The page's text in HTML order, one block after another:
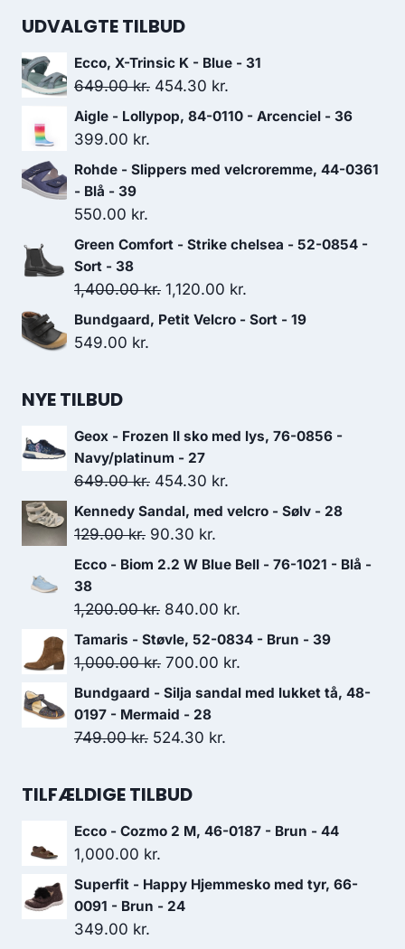
UDVALGTE TILBUD
Ecco, X-Trinsic K - Blue - 31
649.00kr. Den
oprindelige
649.00 kr..
454.30 kr.
aktuelle
Aigle - Lollypop, 84-0110 - Arcenciel - 36
399.00 kr.
Rohde - Slippers med velcroremme, 44-0361
- Blå - 39
550.00 kr.
Green Comfort - Strike chelsea - 52-0854 -
Sort - 38
1,400.00kr. Den
oprindelige
1,120.00 kr.
aktuelle
Bundgaard, Petit Velcro - Sort - 19
549.00 kr.
NYE TILBUD
Geox - Frozen II sko med lys, 76-0856 -
Navy/platinum - 27
649.00kr. Den
oprindelige
pris
454.30 kr.
aktuelle
Kennedy Sandal, med velcro - Sølv - 28
129.00kr. Den
oprindelige
var:
129.00 kr..
90.30 kr.
aktuelle
er:
90.30 kr..
Ecco - Biom 2.2 W Blue Bell - 76-1021 - Blå -
38
1,200.00kr. Den
oprindelige
pris
1,200.00 kr..
840.00 kr.
aktuelle
Tamaris - Støvle, 52-0834 - Brun - 39
1,000.00kr. Den
oprindelige
pris
var:
700.00 kr.
aktuelle
Bundgaard - Silja sandal med lukket tå, 48-
0197 - Mermaid - 28
749.00kr. Den
pris
749.00 kr..
524.30 kr.
524.30 kr..
TILFÆLDIGE TILBUD
Ecco - Cozmo 2 M, 46-0187 - Brun - 44
1,000.00 kr.
Superfit - Happy Hjemmesko med tyr, 66-
0091 - Brun - 24
349.00 kr.